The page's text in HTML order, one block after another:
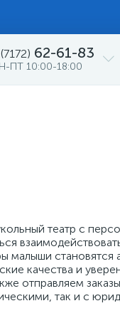
62-61-83
ПТ 10:00-18:00
театр с
малыши становятся
качества и
отправляем
так и с